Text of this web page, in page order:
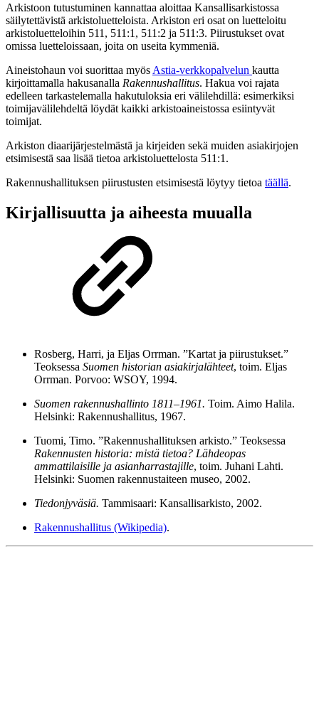
Arkistoon tutustuminen kannattaa aloittaa Kansallisarkistossa
säilytettävistä arkistoluetteloista. Arkiston eri osat on luetteloitu
arkistoluetteloihin 511, 511:1, 511:2 ja 511:3. Piirustukset ovat
omissa luetteloissaan, joita on useita kymmeniä.
Aineistohaun voi suorittaa myös Astia-verkkopalvelun kautta
kirjoittamalla hakusanalla Rakennushallitus. Hakua voi rajata
edelleen tarkastelemalla hakutuloksia eri välilehdillä: esimerkiksi
toimijavälilehdeltä löydät kaikki arkistoaineistossa esiintyvät
toimijat.
Arkiston diaarijärjestelmästä ja kirjeiden sekä muiden asiakirjojen
etsimisestä saa lisää tietoa arkistoluettelosta 511:1.
Rakennushallituksen piirustusten etsimisestä löytyy tietoa täällä.
Kirjallisuutta ja aiheesta muualla
Rosberg, Harri, ja Eljas Orrman. ”Kartat ja piirustukset.”
Teoksessa Suomen historian asiakirjalähteet, toim. Eljas
Orrman. Porvoo: WSOY, 1994.
Suomen rakennushallinto 1811–1961. Toim. Aimo Halila.
Helsinki: Rakennushallitus, 1967.
Tuomi, Timo. ”Rakennushallituksen arkisto.” Teoksessa
Rakennusten historia: mistä tietoa? Lähdeopas
ammattilaisille ja asianharrastajille, toim. Juhani Lahti.
Helsinki: Suomen rakennustaiteen museo, 2002.
Tiedonjyväsiä. Tammisaari: Kansallisarkisto, 2002.
Rakennushallitus (Wikipedia).